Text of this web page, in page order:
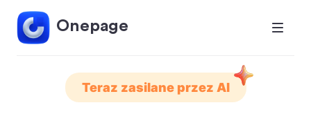
Onepage
Teraz zasilane przez AI